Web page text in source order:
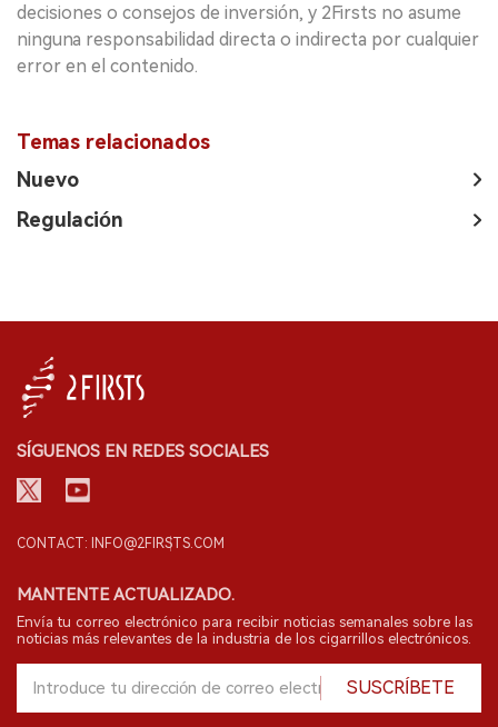
decisiones o consejos de inversión, y 2Firsts no asume
ninguna responsabilidad directa o indirecta por cualquier
error en el contenido.
Temas relacionados
Nuevo
Regulación
SÍGUENOS EN REDES SOCIALES
CONTACT: INFO@2FIRSTS.COM
MANTENTE ACTUALIZADO.
Envía tu correo electrónico para recibir noticias semanales sobre las
noticias más relevantes de la industria de los cigarrillos electrónicos.
SUSCRÍBETE